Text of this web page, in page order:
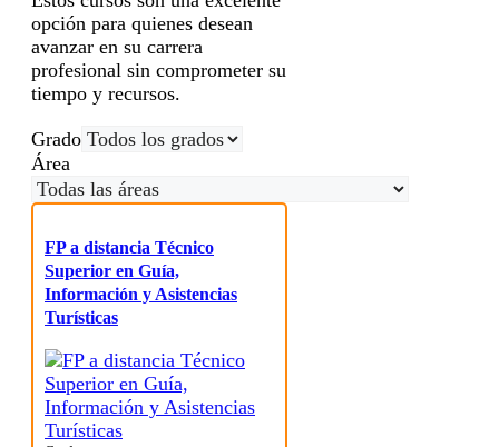
opción para quienes desean
avanzar en su carrera
profesional sin comprometer su
tiempo y recursos.
Grado
Área
FP a distancia Técnico
Superior en Guía,
Información y Asistencias
Turísticas